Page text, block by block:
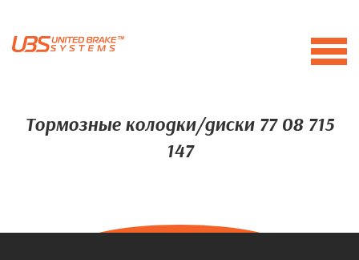
Тормозные колодки/диски 77 08 715
147